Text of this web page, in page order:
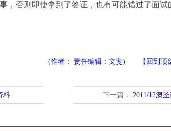
，否则即使拿到了签证，也有可能错过了面试
(作者： 责任编辑：文斐) 【 回到顶
料 下一篇： 2011/12澳